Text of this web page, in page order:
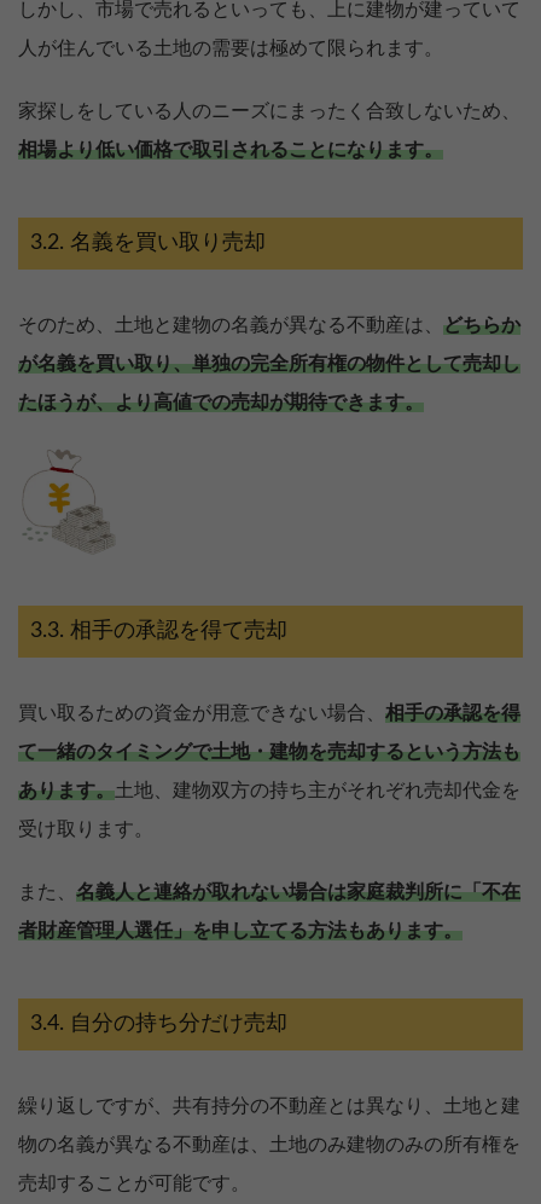
しかし、市場で売れるといっても、上に建物が建っていて
人が住んでいる土地の需要は極めて限られます。
家探しをしている人のニーズにまったく合致しないため、
相場より低い価格で取引されることになります。
名義を買い取り売却
そのため、土地と建物の名義が異なる不動産は、 どちらか
が名義を買い取り、単独の完全所有権の物件として売却し
たほうが、より高値での売却が期待できます。
相手の承認を得て売却
買い取るための資金が用意できない場合、 相手の承認を得
て一緒のタイミングで土地・建物を売却するという方法も
あります。土地、建物双方の持ち主がそれぞれ売却代金を
受け取ります。
また、 名義人と連絡が取れない場合は家庭裁判所に「不在
者財産管理人選任」を申し立てる方法もあります。
自分の持ち分だけ売却
繰り返しですが、共有持分の不動産とは異なり、土地と建
物の名義が異なる不動産は、土地のみ建物のみの所有権を
売却することが可能です。